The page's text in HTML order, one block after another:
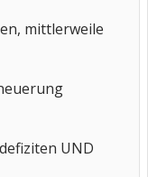
mittlerweile
UND